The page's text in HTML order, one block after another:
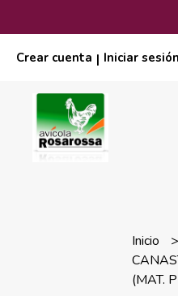
Crear cuenta | Iniciar sesión
Inicio
(MAT.